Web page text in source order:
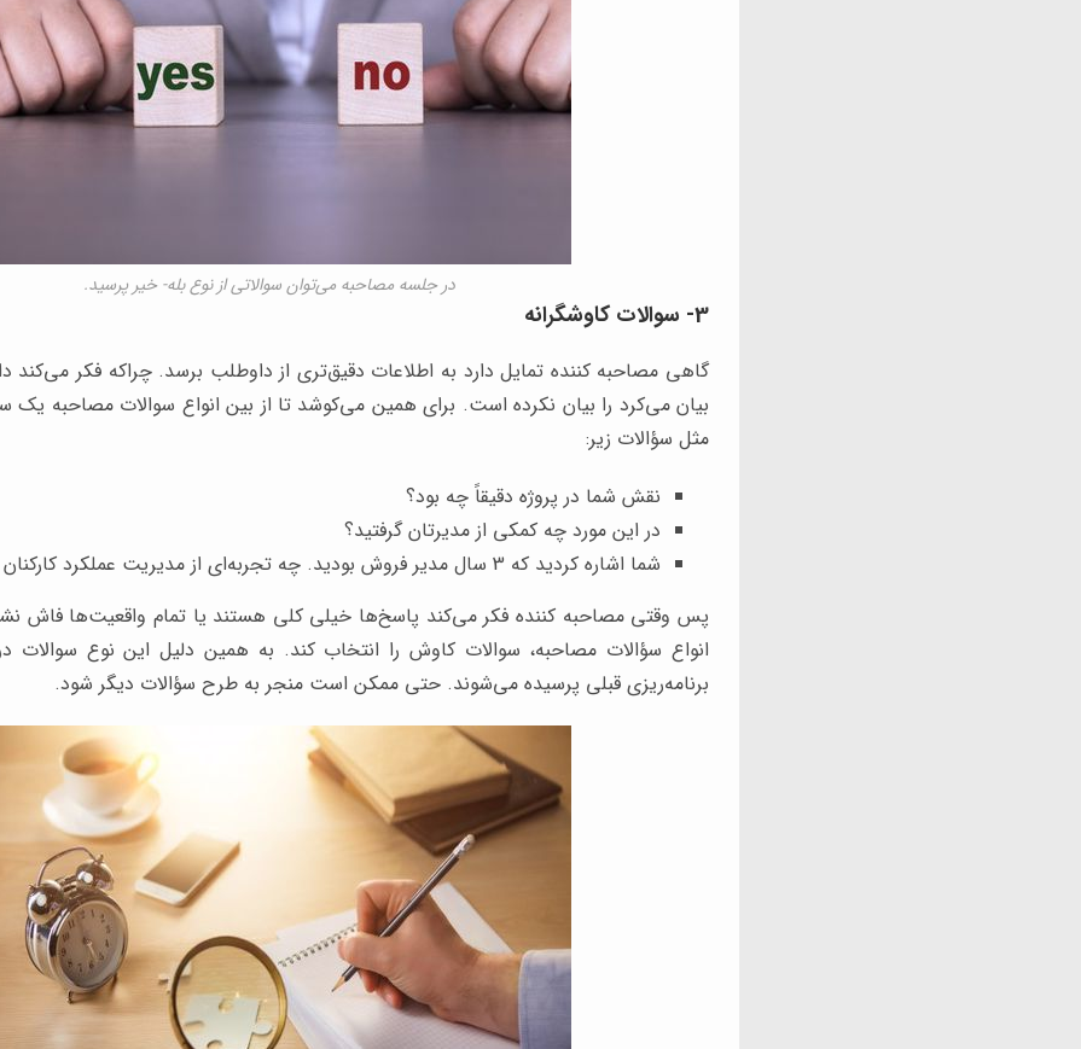
در جلسه مصاحبه می‌توان سوالاتی از نوع بله- خیر پرسید.
3- سوالات کاوشگرانه
گاهی مصاحبه کننده تمایل دارد به اطلاعات دقیق‌تری از داوطلب برسد. چراکه فکر می‌کند
بیان می‌کرد را بیان نکرده است. برای همین می‌کوشد تا از بین انواع سوالات مصاحبه یک
مثل سؤالات زیر:
نقش شما در پروژه دقیقاً چه بود؟
در این مورد چه کمکی از مدیرتان گرفتید؟
شما اشاره کردید که 3 سال مدیر فروش بودید. چه تجربه‌ای از مدیریت عملکرد کارکنان ضعیف دارید؟
پس وقتی مصاحبه کننده فکر می‌کند پاسخ‌ها خیلی کلی هستند یا تمام واقعیت‌ها فاش
انواع سؤالات مصاحبه، سوالات کاوش را انتخاب کند. به همین دلیل این نوع
برنامه‌ریزی قبلی پرسیده می‌شوند. حتی ممکن است منجر به طرح سؤالات دیگر شود.